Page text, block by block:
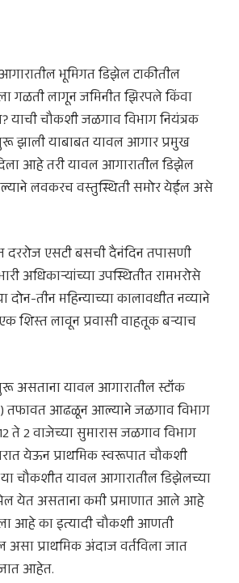
भूमिगत डिझेल टाकीतील
गळती लागून जमिनीत झिरपले किंवा
याची चौकशी जळगाव विभाग नियंत्रक
झाली याबाबत यावल आगार प्रमुख
आहे तरी यावल आगारातील डिझेल
लवकरच वस्तुस्थिती समोर येईल असे
एसटी बसची दैनंदिन तपासणी
अधिकाऱ्यांच्या उपस्थितीत रामभरोसे
तीन महिन्याच्या कालावधीत नव्याने
शिस्त लावून प्रवासी वाहतूक बऱ्याच
असताना यावल आगारातील स्टॉक
) तफावत आढळून आल्याने जळगाव विभाग
ते 2 वाजेच्या सुमारास जळगाव विभाग
येऊन प्राथमिक स्वरूपात चौकशी
चौकशीत यावल आगारातील डिझेलच्या
येत असताना कमी प्रमाणात आले आहे
आहे का इत्यादी चौकशी आणती
प्राथमिक अंदाज वर्तविला जात
आहेत.